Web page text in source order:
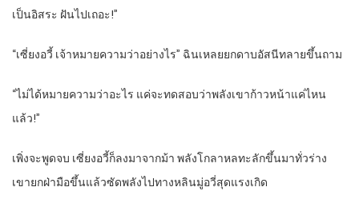
เป็นอิสระ ฝันไปเถอะ!”
“เซี่ยงอวี้ เจ้าหมายความว่าอย่างไร” ฉินเหลยยกดาบอัสนีทลายขึ้นถาม
“ไม่ได้หมายความว่าอะไร แค่จะทดสอบว่าพลังเขาก้าวหน้าแค่ไหน
แล้ว!”
เพิ่งจะพูดจบ เซี่ยงอวี้ก็ลงมาจากม้า พลังโกลาหลทะลักขึ้นมาทั่วร่าง
เขายกฝ่ามือขึ้นแล้วซัดพลังไปทางหลินมู่อวี่สุดแรงเกิด